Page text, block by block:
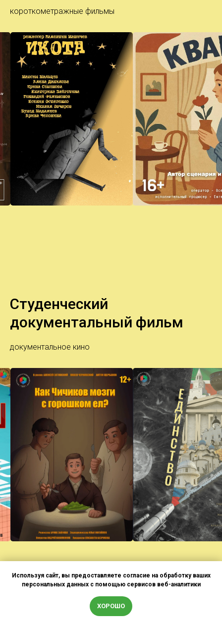
документальный фильм
документальное кино
Патриотический фильм
Используя сайт, вы предоставляете согласие на обработку ваших
персональных данных с помощью сервисов веб-аналитики
ХОРОШО